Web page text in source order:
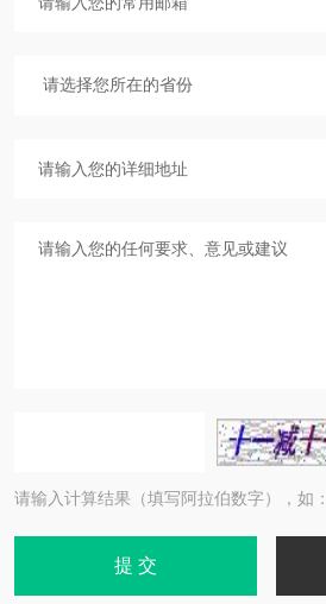
请输入计算结果（填写阿拉伯数字），如